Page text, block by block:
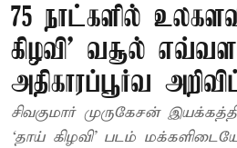
75 நாட்களில்
கிழவி’ வசூல்
அதிகாரப்பூர்வ
சிவகுமார் முருகேசன்
‘தாய் கிழவி’ படம் மக்களிடையே நல்ல வரவேற்பை